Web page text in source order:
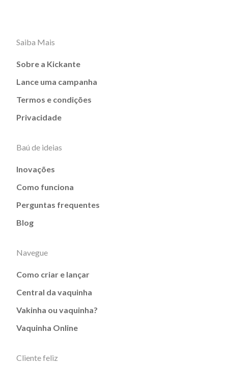
Saiba Mais
Sobre a Kickante
Lance uma campanha
Termos e condições
Privacidade
Baú de ideias
Inovações
Como funciona
Perguntas frequentes
Blog
Navegue
Como criar e lançar
Central da vaquinha
Vakinha ou vaquinha?
Vaquinha Online
Cliente feliz